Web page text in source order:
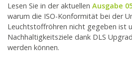
Lesen Sie in der aktuellen Ausgabe
warum die ISO-Konformität bei der
Leuchtstoffröhren nicht gegeben ist
Nachhaltigkeitsziele dank DLS
werden können.